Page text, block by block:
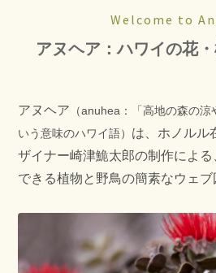
Welcome to
アヌヘア：ハワイの花
アヌヘア （anuhea：「高地の森の
いう意味のハワイ語） は、ホノルル
ザイナー崎津鮠太郎の制作によ
できる植物と野鳥の簡素なウェブ